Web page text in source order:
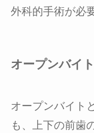
外科的手術が必
オープンバイト
オープンバイト
も、上下の前歯